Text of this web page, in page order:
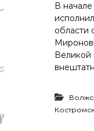
В
области
Великой